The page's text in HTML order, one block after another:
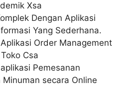
Xsa
Dengan Aplikasi
Yang Sederhana.
Order Management
Csa
Pemesanan
Minuman secara Online